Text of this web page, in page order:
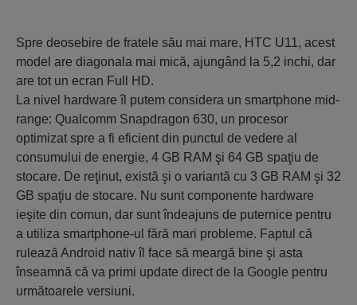
Spre deosebire de fratele său mai mare, HTC U11, acest
model are diagonala mai mică, ajungând la 5,2 inchi, dar
are tot un ecran Full HD.
La nivel hardware îl putem considera un smartphone mid-
range: Qualcomm Snapdragon 630, un procesor
optimizat spre a fi eficient din punctul de vedere al
consumului de energie, 4 GB RAM şi 64 GB spaţiu de
stocare. De reţinut, există şi o variantă cu 3 GB RAM şi 32
GB spaţiu de stocare. Nu sunt componente hardware
ieşite din comun, dar sunt îndeajuns de puternice pentru
a utiliza smartphone-ul fără mari probleme. Faptul că
rulează Android nativ îl face să meargă bine şi asta
înseamnă că va primi update direct de la Google pentru
următoarele versiuni.